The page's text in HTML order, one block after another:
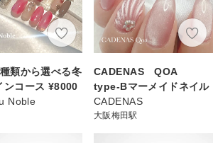
類から選べる冬
ンコース ¥8000
Noble
CADENAS QOA
type-Bマーメイドネイル
CADENAS
大阪梅田駅